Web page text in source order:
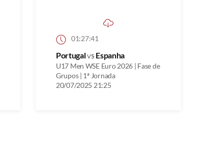
01:27:41
Portugalvs Espanha
U17 Men WSE Euro 2026 | Fase de
Grupos | 1ª Jornada
20/07/2025 21:25